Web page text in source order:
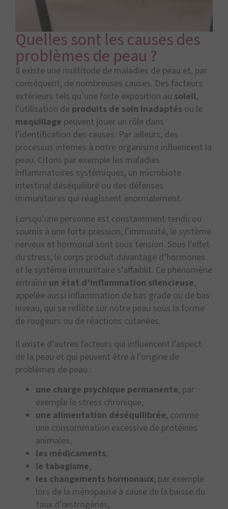
Quelles sont les causes des
problèmes de peau ?
Il existe une multitude de maladies de peau et, par
conséquent, de nombreuses causes. Des facteurs
extérieurs tels qu’une forte exposition au soleil,
l’utilisation de produits de soin inadaptés ou le
maquillage peuvent jouer un rôle dans
l’identification des causes. Par ailleurs, des
processus internes à notre organisme influencent la
peau. Citons par exemple les maladies
inflammatoires systémiques, un microbiote
intestinal déséquilibré ou des défenses
immunitaires qui réagissent anormalement.
Lorsqu’une personne est constamment tendu ou
soumis à une forte pression, l’immunité, le système
nerveux et hormonal sont sous tension. Sous l’effet
du stress, le corps produit davantage d’hormones
et le système immunitaire s’affaiblit. Ce phénomène
entraîne un état d’inflammation silencieuse,
appelée aussi inflammation de bas grade ou de bas
niveau, qui se reflète sur notre peau sous la forme
de rougeurs ou de réactions cutanées.
Il existe d’autres facteurs qui influencent l’aspect
de la peau et qui peuvent être à l’origine de
problèmes de peau :
une charge psychique permanente, par
exemple le stress chronique,
une alimentation déséquilibrée, comme
une consommation excessive de protéines
animales,
les médicaments,
le tabagisme,
les changements hormonaux, par exemple
lors de la ménopause à cause de la baisse du
taux d’œstrogènes,